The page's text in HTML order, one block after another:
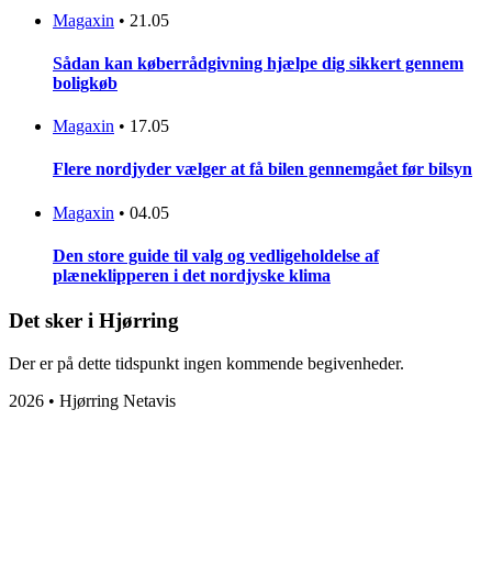
Magaxin • 21.05
Sådan kan køberrådgivning hjælpe dig sikkert gennem
boligkøb
Magaxin • 17.05
Flere nordjyder vælger at få bilen gennemgået før bilsyn
Magaxin • 04.05
Den store guide til valg og vedligeholdelse af
plæneklipperen i det nordjyske klima
Det sker i Hjørring
Der er på dette tidspunkt ingen kommende begivenheder.
2026 • Hjørring Netavis